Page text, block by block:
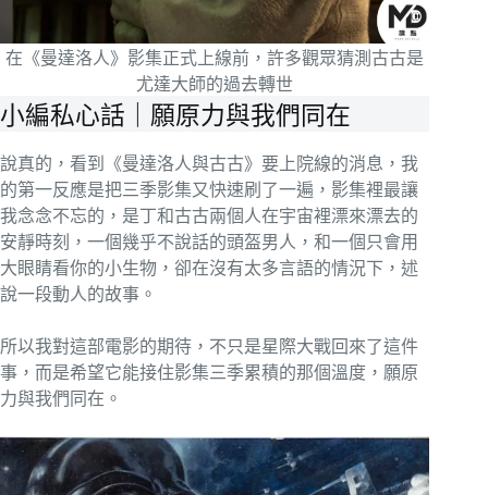
在《曼達洛人》影集正式上線前，許多觀眾猜測古古是
尤達大師的過去轉世
小編私心話｜願原力與我們同在
說真的，看到《曼達洛人與古古》要上院線的消息，我
的第一反應是把三季影集又快速刷了一遍，影集裡最讓
我念念不忘的，是丁和古古兩個人在宇宙裡漂來漂去的
安靜時刻，一個幾乎不說話的頭盔男人，和一個只會用
大眼睛看你的小生物，卻在沒有太多言語的情況下，述
說一段動人的故事。
所以我對這部電影的期待，不只是星際大戰回來了這件
事，而是希望它能接住影集三季累積的那個溫度，願原
力與我們同在。